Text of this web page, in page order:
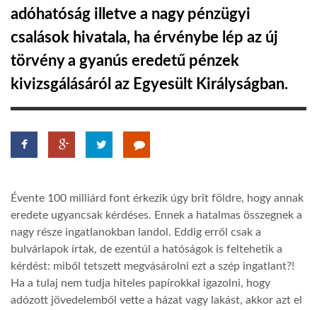
HÍR3D
TROPICALMAGAZIN
AFRIKA TUDÁSTÁR
adóhatóság illetve a nagy pénzügyi
csalások hivatala, ha érvénybe lép az új
törvény a gyanús eredetű pénzek
kivizsgálásáról az Egyesült Királyságban.
Évente 100 milliárd font érkezik úgy brit földre, hogy annak
eredete ugyancsak kérdéses. Ennek a hatalmas összegnek a
nagy része ingatlanokban landol. Eddig erről csak a
bulvárlapok írtak, de ezentúl a hatóságok is feltehetik a
kérdést: miből tetszett megvásárolni ezt a szép ingatlant?!
Ha a tulaj nem tudja hiteles papírokkal igazolni, hogy
adózott jövedelemből vette a házat vagy lakást, akkor azt el